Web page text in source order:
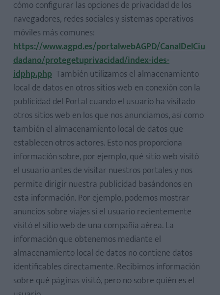
cómo configurar las opciones de privacidad de los
navegadores, redes sociales y sistemas operativos
móviles más comunes:
https://www.agpd.es/portalwebAGPD/CanalDelCiu
dadano/protegetuprivacidad/index-ides-
idphp.php También utilizamos el almacenamiento
local de datos en otros sitios web en conexión con la
publicidad del Portal cuando el usuario ha visitado
otros sitios web en los que nos anunciamos, así como
también el almacenamiento local de datos que
establecen otros actores. Esto nos proporciona
información sobre, por ejemplo, qué sitio web visitó
el usuario antes de visitar nuestros portales y nos
permite dirigir nuestra publicidad basándonos en
esta información. Por ejemplo, podemos mostrar
anuncios sobre viajes si el usuario recientemente
visitó el sitio web de una compañía aérea. La
información que obtenemos mediante el
almacenamiento local de datos no contiene datos
identificables directamente. Recibimos información
sobre qué páginas visitó, pero no sobre quién es el